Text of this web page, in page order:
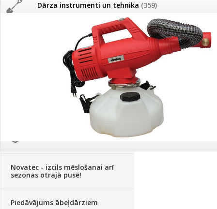
Dārza instrumenti un tehnika (359)
Deratizācija, dezinsekcija(95)
Dezinfekcija, tīrīšana, mazgāšana
Palīglīdzekļi augu audzēšanai(72)
Tagad Vitrol GB arī 20kg
Tomātu diena 21.augustā
Ievešanas atļaujas 2025
Visas datu drošības lapas (DDL)
Klientu Diena
Novatec - izcils mēslošanai arī
sezonas otrajā pusē!
Piedāvājums ābeļdārziem